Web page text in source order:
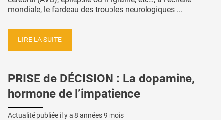
mondiale, le fardeau des troubles neurologiques ...
LIRE LA SUITE
PRISE de DÉCISION : La dopamine,
hormone de l’impatience
Actualité publiée il y a 8 années 9 mois